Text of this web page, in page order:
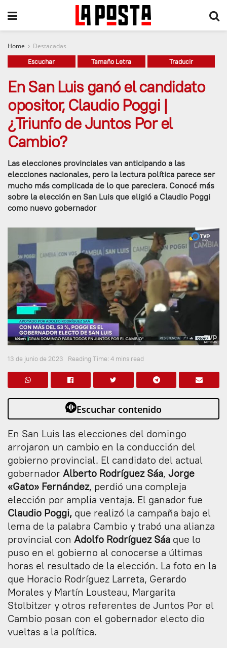
Home Destacadas
Escuchar Tamaño Letra Traducir
En San Luis ganó el candidato
opositor, Claudio Poggi |
¿Triunfo de Juntos Por el
Cambio?
Las elecciones provinciales van anticipando a las
elecciones nacionales, pero la lectura política parece ser
mucho más complicada de lo que pareciera. Conocé más
sobre la elección en San Luis que eligió a Claudio Poggi
como nuevo gobernador
13 de junio de 2023 Reading Time: 4 mins read
Escuchar contenido
En San Luis las elecciones del domingo
arrojaron un cambio en la conducción del
gobierno provincial. El candidato del actual
gobernador Alberto Rodríguez Sáa, Jorge
«Gato» Fernández, perdió una compleja
elección por amplia ventaja. El ganador fue
Claudio Poggi, que realizó la campaña bajo el
lema de la palabra Cambio y trabó una alianza
provincial con Adolfo Rodríguez Sáa que lo
puso en el gobierno al conocerse a últimas
horas el resultado de la elección. La foto en la
que Horacio Rodríguez Larreta, Gerardo
Morales y Martín Lousteau, Margarita
Stolbitzer y otros referentes de Juntos Por el
Cambio posan con el gobernador electo dio
vueltas a la política.